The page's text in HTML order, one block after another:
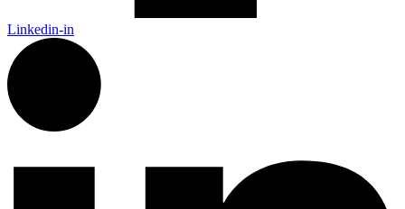
Linkedin-in